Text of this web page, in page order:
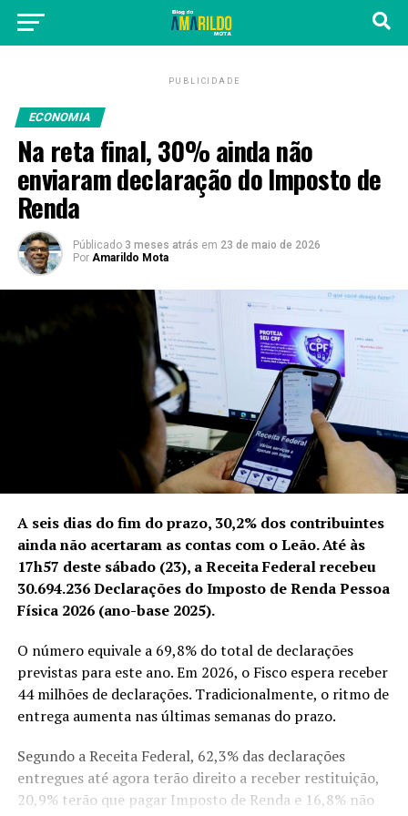
PUBLICIDADE
ECONOMIA
Na reta final, 30% ainda não
enviaram declaração do Imposto de
Renda
Públicado 3 meses atrás em 23 de maio de 2026
Por Amarildo Mota
A seis dias do fim do prazo, 30,2% dos contribuintes
ainda não acertaram as contas com o Leão. Até às
17h57 deste sábado (23), a Receita Federal recebeu
30.694.236 Declarações do Imposto de Renda Pessoa
Física 2026 (ano-base 2025).
O número equivale a 69,8% do total de declarações
previstas para este ano. Em 2026, o Fisco espera receber
44 milhões de declarações. Tradicionalmente, o ritmo de
entrega aumenta nas últimas semanas do prazo.
Segundo a Receita Federal, 62,3% das declarações
entregues até agora terão direito a receber restituição,
20,9% terão que pagar Imposto de Renda e 16,8% não